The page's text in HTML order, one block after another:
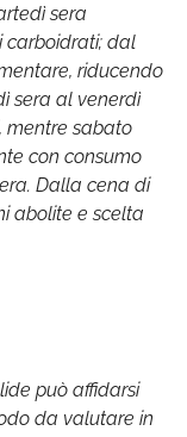
sera
carboidrati; dal
riducendo
sera al venerdì
mentre sabato
con consumo
Dalla cena di
abolite e scelta
può affidarsi
da valutare in